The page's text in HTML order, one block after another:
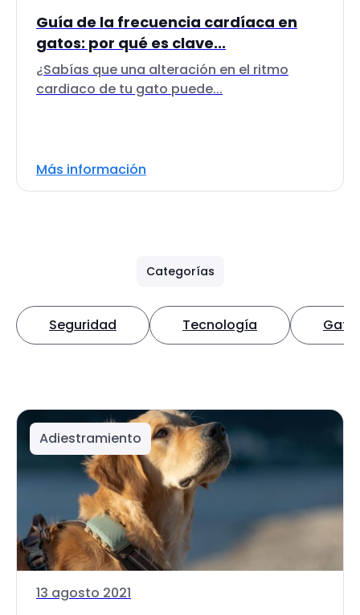
Guía de la frecuencia cardíaca en
gatos: por qué es clave...
¿Sabías que una alteración en el ritmo
cardiaco de tu gato puede...
Más información
Categorías
Seguridad Tecnología Gato
Adiestramiento
13 agosto 2021